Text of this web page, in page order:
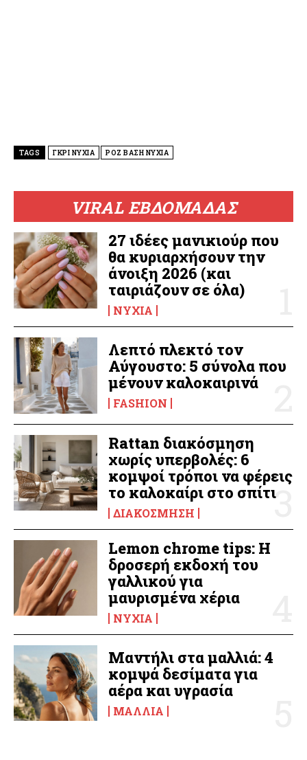
VIRAL ΕΒΔΟΜΑΔΑΣ
27 ιδέες μανικιούρ που
θα κυριαρχήσουν την
άνοιξη 2026 (και
ταιριάζουν σε όλα)
ΝΎΧΙΑ
Λεπτό πλεκτό τον
Αύγουστο: 5 σύνολα που
μένουν καλοκαιρινά
FASHION
Rattan διακόσμηση
χωρίς υπερβολές: 6
κομψοί τρόποι να φέρεις
το καλοκαίρι στο σπίτι
ΔΙΑΚΌΣΜΗΣΗ
Lemon chrome tips: Η
δροσερή εκδοχή του
γαλλικού για
μαυρισμένα χέρια
ΝΎΧΙΑ
Μαντήλι στα μαλλιά: 4
κομψά δεσίματα για
αέρα και υγρασία
ΜΑΛΛΙΆ
TAGS ΓΚΡΙ ΝΥΧΙΑ ΡΟΖ ΒΑΣΗ ΝΥΧΙΑ